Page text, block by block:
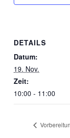
DETAILS
Datum:
19. Nov.
Zeit:
10:00 - 11:00